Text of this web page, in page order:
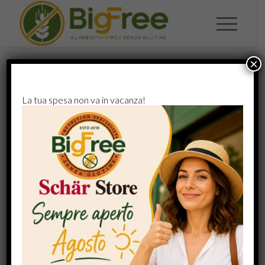
A NICE ENTRY
Lorem ipsum dolor sit amet, consectetuer adipiscing
La tua spesa non va in vacanza!
×